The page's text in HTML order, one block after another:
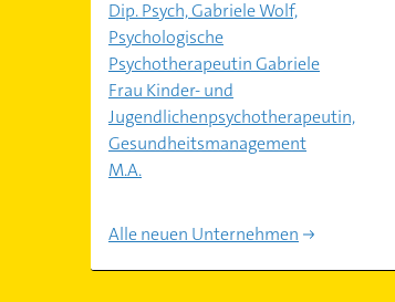
Dip. Psych, Gabriele Wolf,
Psychologische
Psychotherapeutin Gabriele
Frau Kinder- und
Jugendlichenpsychotherapeutin,
Gesundheitsmanagement
M.A.
Alle neuen Unternehmen